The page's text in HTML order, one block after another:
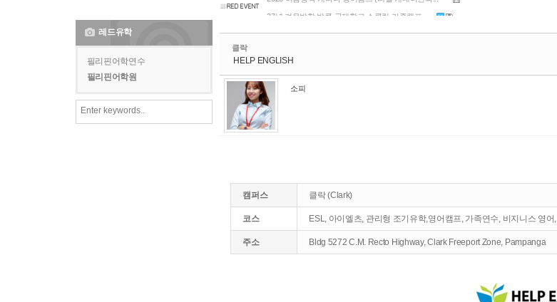
레드유학
필리핀어학연수
필리핀어학원
27년 겨울방학 방콕 국제학교 스쿨링 가족캠프
2027 겨울방학 다낭 가족캠프 한달살기 (국제학교...
2026 여름방학 캐나다 영어캠프 (리얼 캐네디언과...
27년 겨울방학 방콕 국제학교 스쿨링 가족캠프
27년 겨울방학 푸켓 국제학교 스쿨링 가족캠프
클락
HELP ENGLISH
소피
캠퍼스 클락 (Clark)
코스 ESL, 아이엘츠, 관리형 조기유학,영어캠프, 가족연수, 비지니스 영어,
주소 Bldg 5272 C.M. Recto Highway, Clark Freeport Zone, Pampanga